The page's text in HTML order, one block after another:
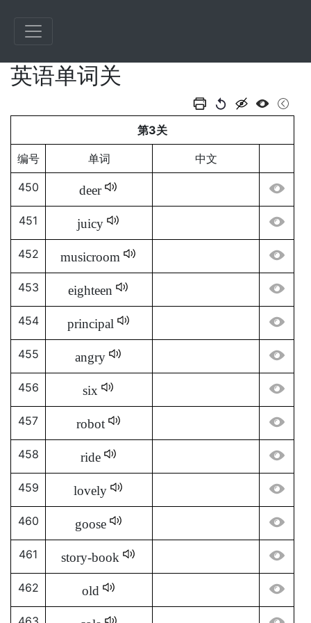
英语单词关
第3关
编号 单词 中文
450 deer
451 juicy
452 musicroom
453 eighteen
454 principal
455 angry
456 six
457 robot
458 ride
459 lovely
460 goose
461 story-book
462 old